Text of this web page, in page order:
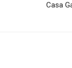
Casa